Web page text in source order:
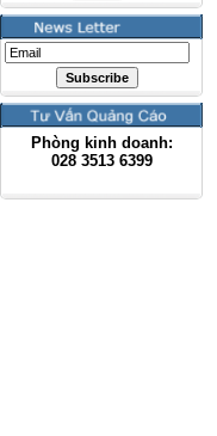
Phòng kinh doanh:
028 3513 6399